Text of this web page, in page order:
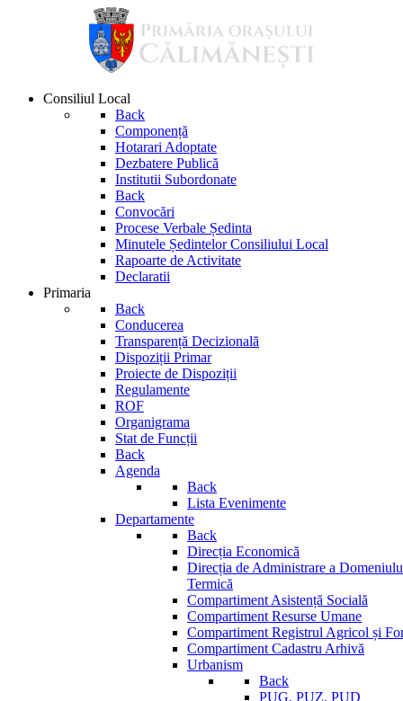
Consiliul Local
Back
Componență
Hotarari Adoptate
Dezbatere Publică
Institutii Subordonate
Back
Convocări
Procese Verbale Ședinta
Minutele Ședintelor Consiliului Local
Rapoarte de Activitate
Declaratii
Primaria
Back
Conducerea
Transparență Decizională
Dispoziții Primar
Proiecte de Dispoziții
Regulamente
ROF
Organigrama
Stat de Funcții
Back
Agenda
Back
Lista Evenimente
Departamente
Back
Direcția Economică
Direcția de Administrare a
Termică
Compartiment Asistență Socială
Compartiment Resurse Umane
Compartiment Registrul Agricol și
Compartiment Cadastru Arhivă
Urbanism
Back
PUG, PUZ, PUD